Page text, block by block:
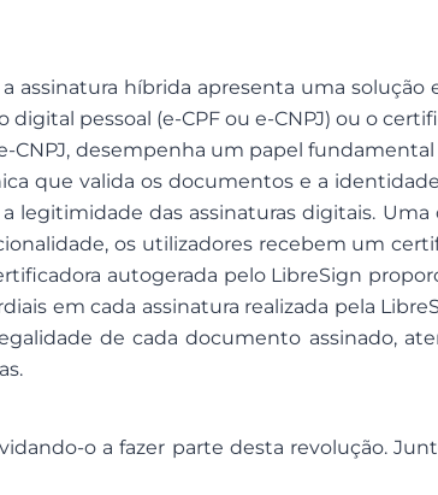
híbrida apresenta uma solução
pessoal (e-CPF ou e-CNPJ) ou o
desempenha um papel
que valida os documentos e a
das assinaturas digitais.
os utilizadores recebem um
autogerada pelo LibreSign
em cada assinatura realizada pela
de cada documento assinado,
o a fazer parte desta revolução.